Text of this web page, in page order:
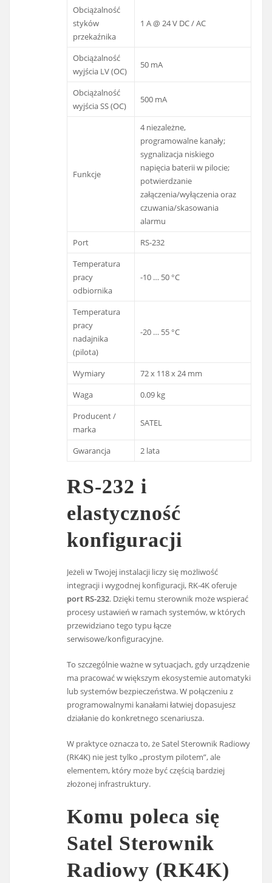
Obciążalność
styków
przekaźnika
1 A @ 24 V DC / AC
Obciążalność
wyjścia LV (OC)
50 mA
Obciążalność
wyjścia SS (OC)
500 mA
Funkcje
4 niezależne,
programowalne kanały;
sygnalizacja niskiego
napięcia baterii w pilocie;
potwierdzanie
załączenia/wyłączenia oraz
czuwania/skasowania
alarmu
Port
RS-232
Temperatura
pracy
odbiornika
-10 … 50 °C
Temperatura
pracy
nadajnika
(pilota)
-20 … 55 °C
Wymiary
72 x 118 x 24 mm
Waga
0.09 kg
Producent /
marka
SATEL
Gwarancja 2 lata
RS-232 i
elastyczność
konfiguracji
Jeżeli w Twojej instalacji liczy się możliwość
integracji i wygodnej konfiguracji, RK-4K oferuje
port RS-232. Dzięki temu sterownik może wspierać
procesy ustawień w ramach systemów, w których
przewidziano tego typu łącze
serwisowe/konfiguracyjne.
To szczególnie ważne w sytuacjach, gdy urządzenie
ma pracować w większym ekosystemie automatyki
lub systemów bezpieczeństwa. W połączeniu z
programowalnymi kanałami łatwiej dopasujesz
działanie do konkretnego scenariusza.
W praktyce oznacza to, że Satel Sterownik Radiowy
(RK4K) nie jest tylko „prostym pilotem”, ale
elementem, który może być częścią bardziej
złożonej infrastruktury.
Komu poleca się
Satel Sterownik
Radiowy (RK4K)